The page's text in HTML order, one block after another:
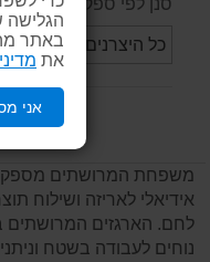
באתר
את
אני
משפחת המרושתים מספקת
אידיאלי לאריזה ושילוח
לחם. הארגזים המרושתים
נוחים לעבודה בשטח